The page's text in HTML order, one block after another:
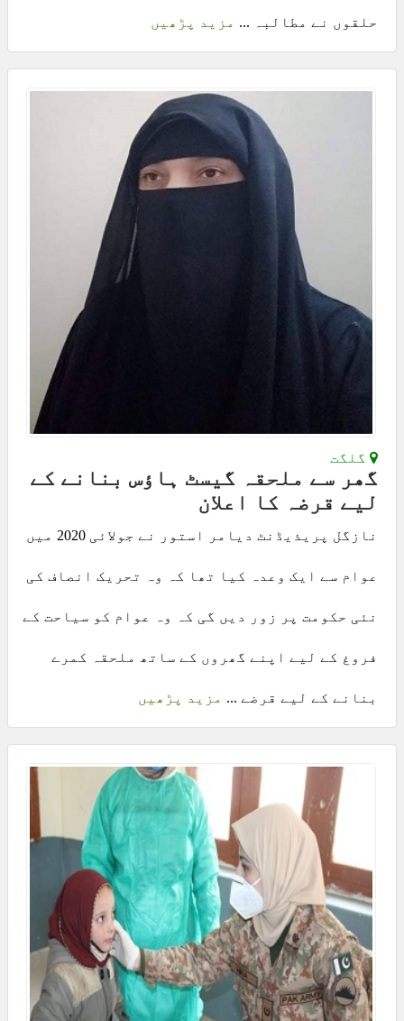
حلقوں نے مطالبہ ... مزید پڑھیں
گلگت
گھر سے ملحقہ گیسٹ ہاؤس بنانے کے
لیے قرضہ کا اعلان
نازگل پریذیڈنٹ دیامر استور نے جولائی 2020 میں
عوام سے ایک وعدہ کیا تھا کہ وہ تحریک انصاف کی
نئی حکومت پر زور دیں گی کہ وہ عوام کو سیاحت کے
فروغ کے لیے اپنے گھروں کے ساتھ ملحقہ کمرے
بنانے کے لیے قرضے ... مزید پڑھیں